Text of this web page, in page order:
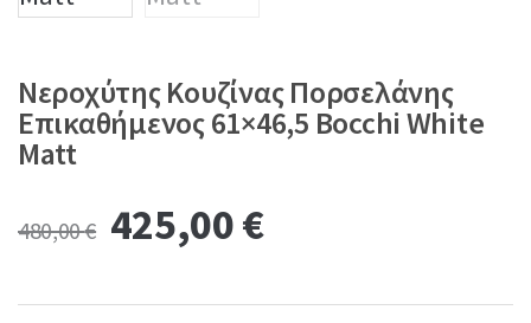
Νεροχύτης Κουζίνας Πορσελάνης
Επικαθήμενος 61×46,5 Bocchi White
Matt
480,00€ Original
425,00€Current